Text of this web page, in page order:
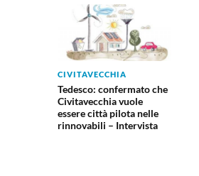
CIVITAVECCHIA
Tedesco: confermato che
Civitavecchia vuole
essere città pilota nelle
rinnovabili – Intervista